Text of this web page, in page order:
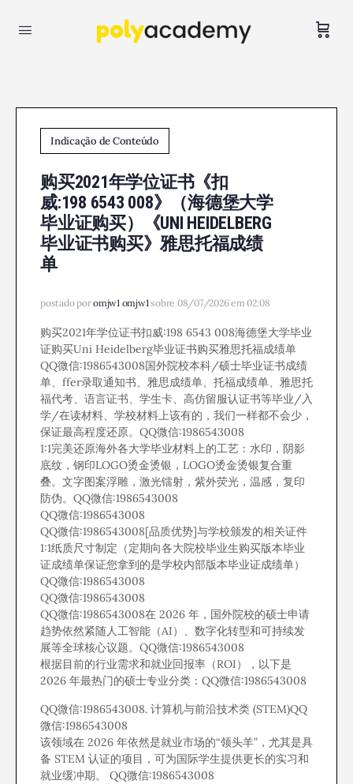
Indicação de Conteúdo
购买2021年学位证书《扣
威:198 6543 008》（海德堡大学
毕业证购买）《UNI HEIDELBERG
毕业证书购买》雅思托福成绩
单
postado poromjw1 omjw1sobre 08/07/2026 em 02:08
购买2021年学位证书扣威:198 6543 008海德堡大学毕业
证购买Uni Heidelberg毕业证书购买雅思托福成绩单
QQ微信:1986543008国外院校本科/硕士毕业证书成绩
单、ffer录取通知书、雅思成绩单、托福成绩单、雅思托
福代考、语言证书、学生卡、高仿留服认证书等毕业/入
学/在读材料、学校材料上该有的，我们一样都不会少，
保证最高程度还原。QQ微信:1986543008
1:1完美还原海外各大学毕业材料上的工艺：水印，阴影
底纹，钢印LOGO烫金烫银，LOGO烫金烫银复合重
叠。文字图案浮雕，激光镭射，紫外荧光，温感，复印
防伪。QQ微信:1986543008
QQ微信:1986543008
QQ微信:1986543008[品质优势]与学校颁发的相关证件
1:1纸质尺寸制定（定期向各大院校毕业生购买版本毕业
证成绩单保证您拿到的是学校内部版本毕业证成绩单）
QQ微信:1986543008
QQ微信:1986543008
QQ微信:1986543008在 2026 年，国外院校的硕士申请
趋势依然紧随人工智能（AI）、数字化转型和可持续发
展等全球核心议题。QQ微信:1986543008
根据目前的行业需求和就业回报率（ROI），以下是
2026 年最热门的硕士专业分类：QQ微信:1986543008
QQ微信:1986543008. 计算机与前沿技术类 (STEM)QQ
微信:1986543008
该领域在 2026 年依然是就业市场的“领头羊”，尤其是具
备 STEM 认证的项目，可为国际学生提供更长的实习和
就业缓冲期。 QQ微信:1986543008